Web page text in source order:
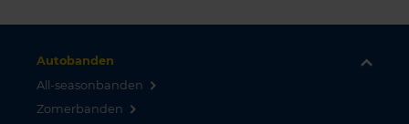
Autobanden
All-seasonbanden
Zomerbanden